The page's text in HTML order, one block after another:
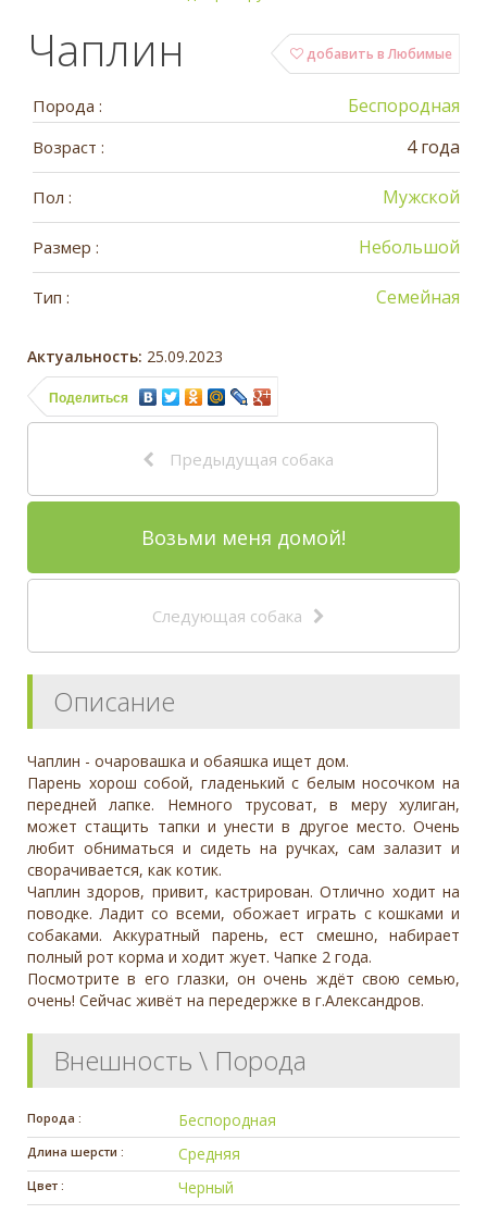
добавить в Любимые
Чаплин
Порода : Беспородная
Возраст : 4 года
Пол : Мужской
Размер : Небольшой
Тип : Семейная
Актуальность: 25.09.2023
Поделиться
Предыдущая собака
Возьми меня домой!
Следующая собака
Описание
Чаплин - очаровашка и обаяшка ищет дом.
Парень хорош собой, гладенький с белым носочком на
передней лапке. Немного трусоват, в меру хулиган,
может стащить тапки и унести в другое место. Очень
любит обниматься и сидеть на ручках, сам залазит и
сворачивается, как котик.
Чаплин здоров, привит, кастрирован. Отлично ходит на
поводке. Ладит со всеми, обожает играть с кошками и
собаками. Аккуратный парень, ест смешно, набирает
полный рот корма и ходит жует. Чапке 2 года.
Посмотрите в его глазки, он очень ждёт свою семью,
очень! Сейчас живёт на передержке в г.Александров.
Внешность \ Порода
Порода : Беспородная
Длина шерсти : Средняя
Цвет : Черный